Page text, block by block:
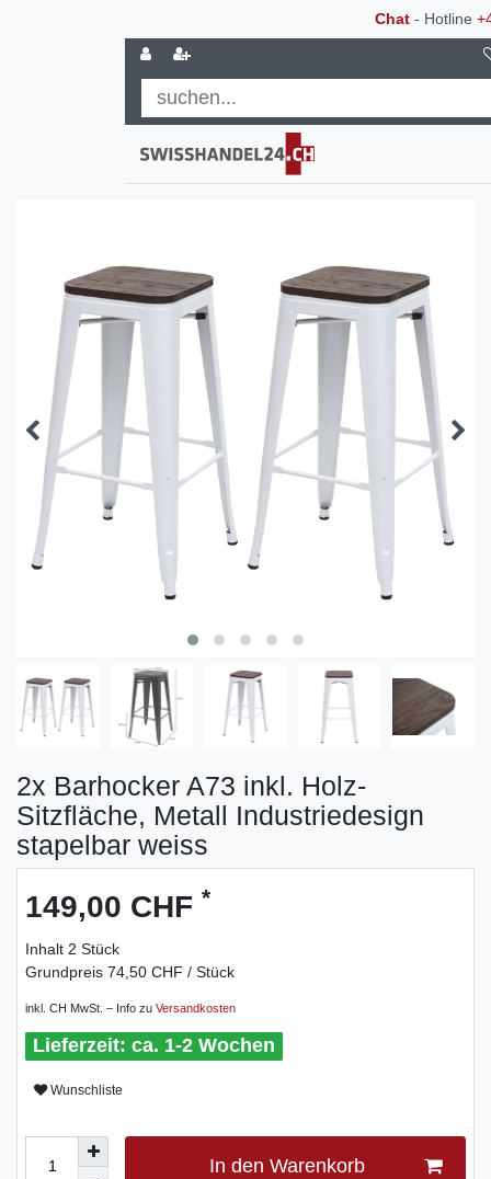
Chat- Hotline
2x Barhocker A73 inkl. Holz-
Sitzfläche, Metall Industriedesign
stapelbar weiss
149,00 CHF *
Inhalt 2 Stück
Grundpreis 74,50 CHF / Stück
inkl. CH MwSt. – Info zu Versandkosten
ca. 1-2 Wochen
Wunschliste
In den Warenkorb